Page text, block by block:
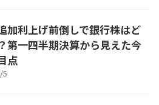
加利上げ前倒しで銀行株はど
第一四半期決算から見えた今
点
5